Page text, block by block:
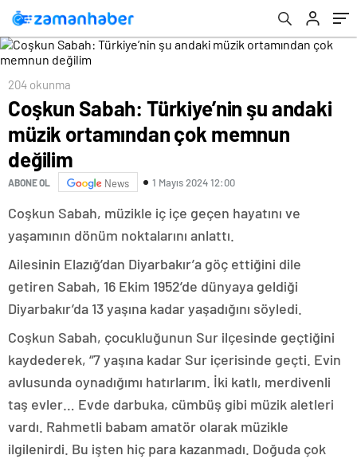
204 okunma
Coşkun Sabah: Türkiye’nin şu andaki
müzik ortamından çok memnun
değilim
ABONE OL News 1 Mayıs 2024 12:00
Coşkun Sabah, müzikle iç içe geçen hayatını ve
yaşamının dönüm noktalarını anlattı.
Ailesinin Elazığ’dan Diyarbakır’a göç ettiğini dile
getiren Sabah, 16 Ekim 1952’de dünyaya geldiği
Diyarbakır’da 13 yaşına kadar yaşadığını söyledi.
Coşkun Sabah, çocukluğunun Sur ilçesinde geçtiğini
kaydederek, “7 yaşına kadar Sur içerisinde geçti. Evin
avlusunda oynadığımı hatırlarım. İki katlı, merdivenli
taş evler… Evde darbuka, cümbüş gibi müzik aletleri
vardı. Rahmetli babam amatör olarak müzikle
ilgilenirdi. Bu işten hiç para kazanmadı. Doğuda çok